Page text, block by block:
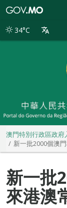
別
34°C
澳門特別行政區政府
新一批2000個澳
新一批
來港澳